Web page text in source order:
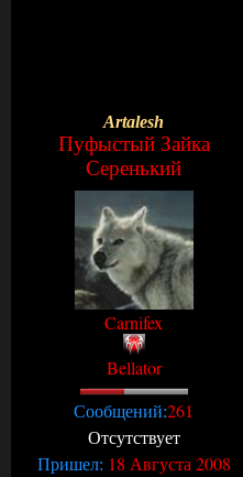
Artalesh
Пуфыстый Зайка
Серенький
Carnifex
Bellator
Сообщений:261
Отсутствует
Пришел: 18 Августа 2008